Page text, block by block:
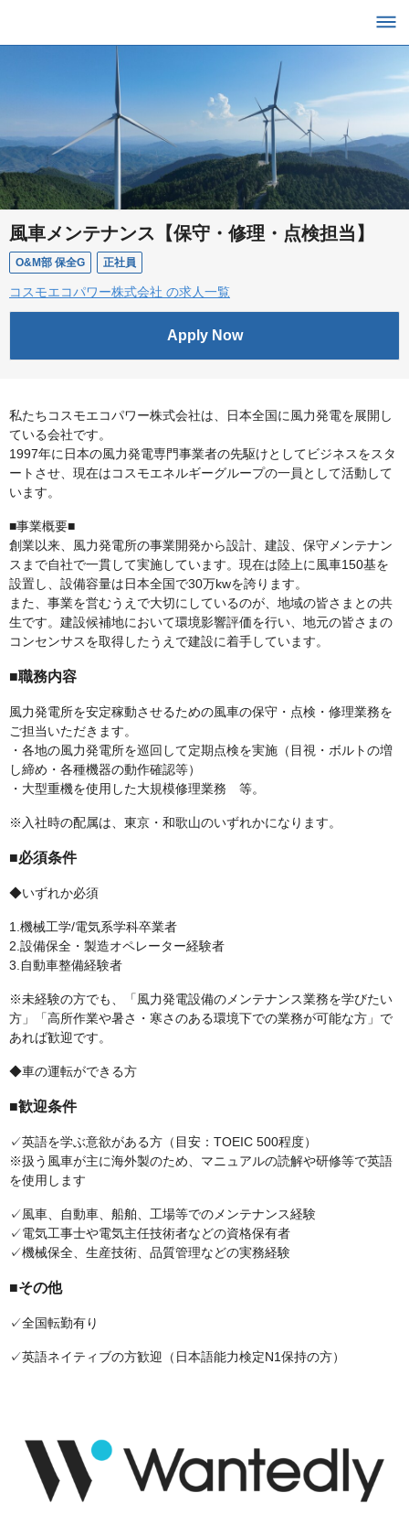
風車メンテナンス【保守・修理・点検担当】
O&M部 保全G 正社員
コスモエコパワー株式会社 の求人一覧
Apply Now
私たちコスモエコパワー株式会社は、日本全国に風力発電を展開し
ている会社です。
1997年に日本の風力発電専門事業者の先駆けとしてビジネスをスタ
ートさせ、現在はコスモエネルギーグループの一員として活動して
います。
■事業概要■
創業以来、風力発電所の事業開発から設計、建設、保守メンテナン
スまで自社で一貫して実施しています。現在は陸上に風車150基を
設置し、設備容量は日本全国で30万kwを誇ります。
また、事業を営むうえで大切にしているのが、地域の皆さまとの共
生です。建設候補地において環境影響評価を行い、地元の皆さまの
コンセンサスを取得したうえで建設に着手しています。
■職務内容
風力発電所を安定稼動させるための風車の保守・点検・修理業務を
ご担当いただきます。
・各地の風力発電所を巡回して定期点検を実施（目視・ボルトの増
し締め・各種機器の動作確認等）
・大型重機を使用した大規模修理業務 等。
※入社時の配属は、東京・和歌山のいずれかになります。
■必須条件
◆いずれか必須
1.機械工学/電気系学科卒業者
2.設備保全・製造オペレーター経験者
3.自動車整備経験者
※未経験の方でも、「風力発電設備のメンテナンス業務を学びたい
方」「高所作業や暑さ・寒さのある環境下での業務が可能な方」で
あれば歓迎です。
◆車の運転ができる方
■歓迎条件
✓英語を学ぶ意欲がある方（目安：TOEIC 500程度）
※扱う風車が主に海外製のため、マニュアルの読解や研修等で英語
を使用します
✓風車、自動車、船舶、工場等でのメンテナンス経験
✓電気工事士や電気主任技術者などの資格保有者
✓機械保全、生産技術、品質管理などの実務経験
■その他
✓全国転勤有り
✓英語ネイティブの方歓迎（日本語能力検定N1保持の方）